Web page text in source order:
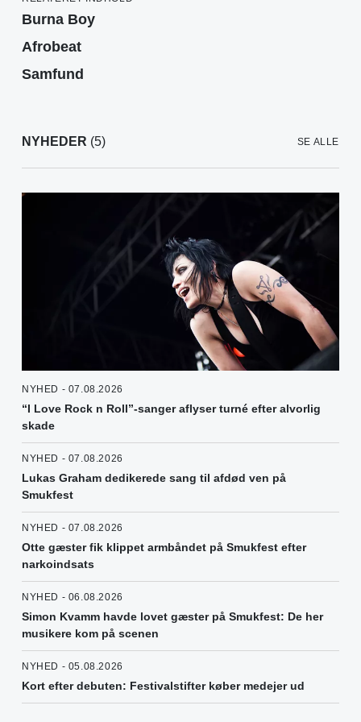
Burna Boy
Afrobeat
Samfund
NYHEDER (5) SE ALLE
NYHED - 07.08.2026
“I Love Rock n Roll”-sanger aflyser turné efter alvorlig
skade
NYHED - 07.08.2026
Lukas Graham dedikerede sang til afdød ven på
Smukfest
NYHED - 07.08.2026
Otte gæster fik klippet armbåndet på Smukfest efter
narkoindsats
NYHED - 06.08.2026
Simon Kvamm havde lovet gæster på Smukfest: De her
musikere kom på scenen
NYHED - 05.08.2026
Kort efter debuten: Festivalstifter køber medejer ud